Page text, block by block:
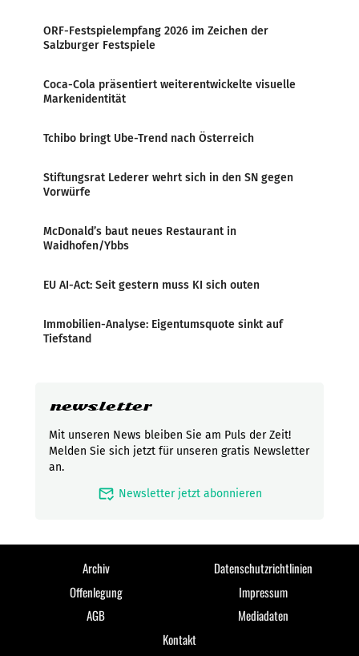
ORF-Festspielempfang 2026 im Zeichen der
Salzburger Festspiele
Coca-Cola präsentiert weiterentwickelte visuelle
Markenidentität
Tchibo bringt Ube-Trend nach Österreich
Stiftungsrat Lederer wehrt sich in den SN gegen
Vorwürfe
McDonald’s baut neues Restaurant in
Waidhofen/Ybbs
EU AI-Act: Seit gestern muss KI sich outen
Immobilien-Analyse: Eigentumsquote sinkt auf
Tiefstand
newsletter
Mit unseren News bleiben Sie am Puls der Zeit!
Melden Sie sich jetzt für unseren gratis Newsletter
an.
mark_email_read Newsletter jetzt abonnieren
Archiv
Datenschutzrichtlinien
Offenlegung
Impressum
AGB
Mediadaten
Kontakt